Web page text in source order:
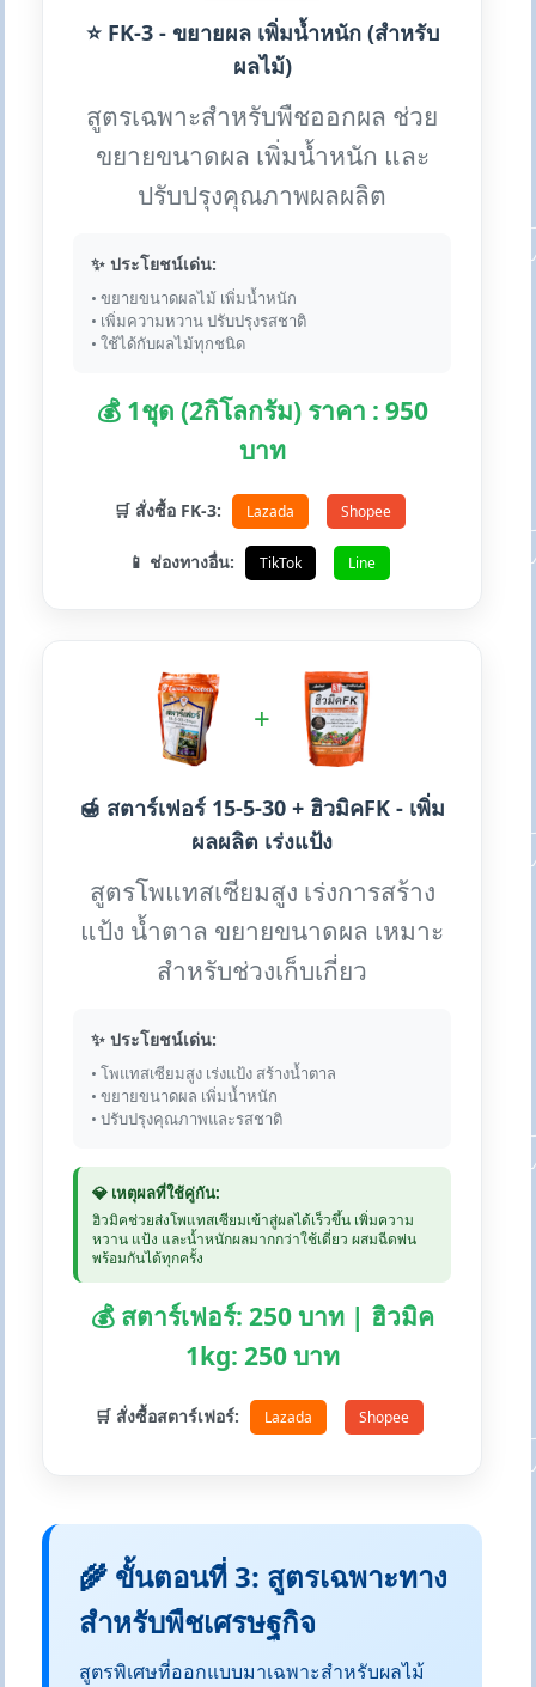
⭐ FK-3 - ขยายผล เพิ่มน้ำหนัก (สำหรับ
ผลไม้)
สูตรเฉพาะสำหรับพืชออกผล ช่วย
ขยายขนาดผล เพิ่มน้ำหนัก และ
ปรับปรุงคุณภาพผลผลิต
✨ ประโยชน์เด่น:
• ขยายขนาดผลไม้ เพิ่มน้ำหนัก
• เพิ่มความหวาน ปรับปรุงรสชาติ
• ใช้ได้กับผลไม้ทุกชนิด
💰 1ชุด (2กิโลกรัม) ราคา : 950
บาท
🛒 สั่งซื้อ FK-3: Lazada Shopee
📱 ช่องทางอื่น: TikTok Line
+
🍯 สตาร์เฟอร์ 15-5-30 + ฮิวมิคFK - เพิ่ม
ผลผลิต เร่งแป้ง
สูตรโพแทสเซียมสูง เร่งการสร้าง
แป้ง น้ำตาล ขยายขนาดผล เหมาะ
สำหรับช่วงเก็บเกี่ยว
✨ ประโยชน์เด่น:
• โพแทสเซียมสูง เร่งแป้ง สร้างน้ำตาล
• ขยายขนาดผล เพิ่มน้ำหนัก
• ปรับปรุงคุณภาพและรสชาติ
💎 เหตุผลที่ใช้คู่กัน:
ฮิวมิคช่วยส่งโพแทสเซียมเข้าสู่ผลได้เร็วขึ้น เพิ่มความ
หวาน แป้ง และน้ำหนักผลมากกว่าใช้เดี่ยว ผสมฉีดพ่น
พร้อมกันได้ทุกครั้ง
💰 สตาร์เฟอร์: 250 บาท | ฮิวมิค
1kg: 250 บาท
🛒 สั่งซื้อสตาร์เฟอร์: Lazada Shopee
🌾 ขั้นตอนที่ 3: สูตรเฉพาะทาง
สำหรับพืชเศรษฐกิจ
สูตรพิเศษที่ออกแบบมาเฉพาะสำหรับผลไม้